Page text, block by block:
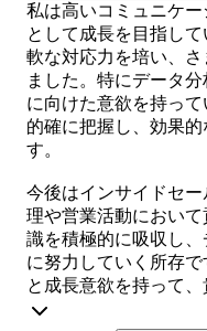
私は高いコミュニケ
として成長を目指し
軟な対応力を培い、
ました。特にデータ
に向けた意欲を持っ
的確に把握し、効果
す。
今後はインサイドセ
理や営業活動におい
識を積極的に吸収し
に努力していく所存
と成長意欲を持って